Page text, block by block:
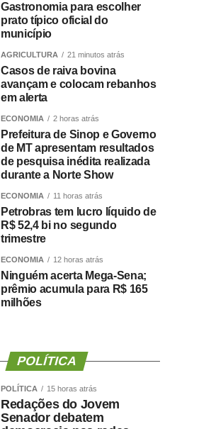
Gastronomia para escolher
prato típico oficial do
município
AGRICULTURA 21 minutos atrás
Casos de raiva bovina
avançam e colocam rebanhos
em alerta
ECONOMIA 2 horas atrás
Prefeitura de Sinop e Governo
de MT apresentam resultados
de pesquisa inédita realizada
durante a Norte Show
ECONOMIA 11 horas atrás
Petrobras tem lucro líquido de
R$ 52,4 bi no segundo
trimestre
ECONOMIA 12 horas atrás
Ninguém acerta Mega-Sena;
prêmio acumula para R$ 165
milhões
POLÍTICA
POLÍTICA 15 horas atrás
Redações do Jovem
Senador debatem